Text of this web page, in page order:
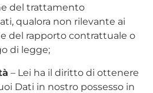
del trattamento
qualora non rilevante ai
del rapporto contrattuale o
di legge;
– Lei ha il diritto di ottenere
Dati in nostro possesso in